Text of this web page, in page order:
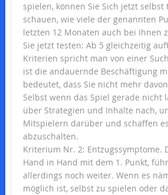
spielen, können Sie Sich jetzt selbst
schauen, wie viele der genannten
letzten 12 Monaten auch bei Ihnen
Sie jetzt testen: Ab 5 gleichzeitig
Kriterien spricht man von einer
ist die andauernde Beschäftigung
bedeutet, dass Sie nicht mehr
Selbst wenn das Spiel gerade nicht
über Strategien und Inhalte nach,
Mitspielern darüber und schaffen
abzuschalten.
Kriterium Nr. 2: Entzugssymptome.
Hand in Hand mit dem 1. Punkt,
allerdings noch weiter. Wenn es
möglich ist, selbst zu spielen oder